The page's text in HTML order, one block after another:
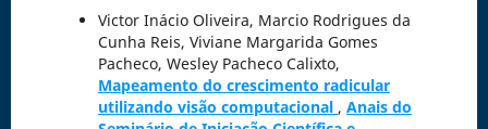
Victor Inácio Oliveira, Marcio Rodrigues da
Cunha Reis, Viviane Margarida Gomes
Pacheco, Wesley Pacheco Calixto,
Mapeamento do crescimento radicular
utilizando visão computacional , Anais do